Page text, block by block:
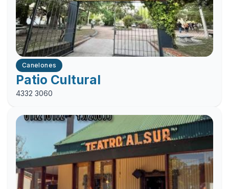
Canelones
Patio Cultural
4332 3060